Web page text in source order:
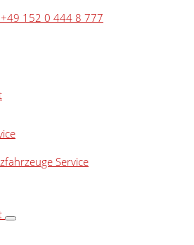
+49 152 0 444 8 777